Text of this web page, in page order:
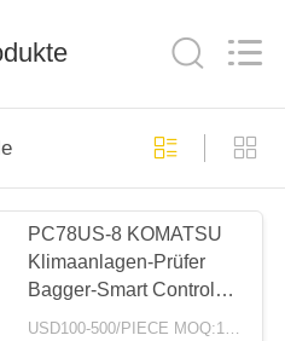
PC78US-8 KOMATSU
Klimaanlagen-Prüfer
Bagger-Smart Control
Panels 51586-18080
USD100-500/PIECE MOQ:1-teilig